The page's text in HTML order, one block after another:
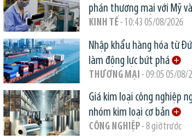
phán thương mại với Mỹ và
KINH TẾ- 10:43 05/08/2026
Nhập khẩu hàng hóa từ
làm động lực bứt phá
THƯƠNG MẠI - 09:05 05/08/
Giá kim loại công nghiệp
nhóm kim loại cơ bản
CÔNG NGHIỆP- 8 giờ trước